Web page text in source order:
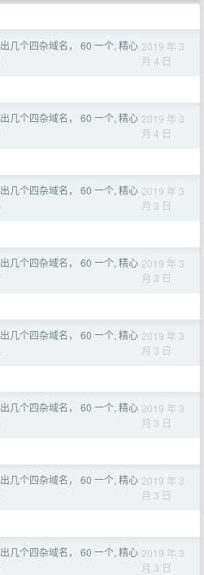
出几个四杂域名， 60 一个, 精心 2019 年 3
月 4 日
出几个四杂域名， 60 一个, 精心 2019 年 3
月 4 日
出几个四杂域名， 60 一个, 精心 2019 年 3
月 3 日
出几个四杂域名， 60 一个, 精心 2019 年 3
月 3 日
出几个四杂域名， 60 一个, 精心 2019 年 3
月 3 日
出几个四杂域名， 60 一个, 精心 2019 年 3
月 3 日
出几个四杂域名， 60 一个, 精心 2019 年 3
月 3 日
出几个四杂域名， 60 一个, 精心 2019 年 3
月 3 日